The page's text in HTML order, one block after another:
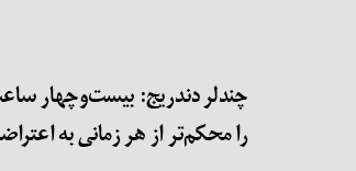
چندلر دندریج: بیستوچهار
را محکم‌تر از هر زمانی به اعتراضات ضدجنگ ۱۹۶۸ پیوند زدند. به‌عنوان فعالِ اعتراضات دانشجویی ۱۹۶۸ بولونیا،